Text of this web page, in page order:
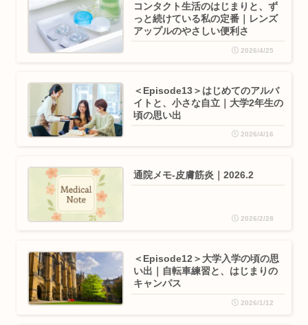
コンタクト生活のはじまりと、ず
っと続けている私の定番｜レンズ
アップルのやさしい便利さ
2026/4/25
＜Episode13＞はじめてのアルバ
イトと、小さな自立｜大学2年生の
頃の思い出
2026/4/16
通院メモ-皮膚筋炎｜2026.2
2026/2/28
＜Episode12＞大学入学の頃の思
い出｜自転車練習と、はじまりの
キャンパス
2026/1/12